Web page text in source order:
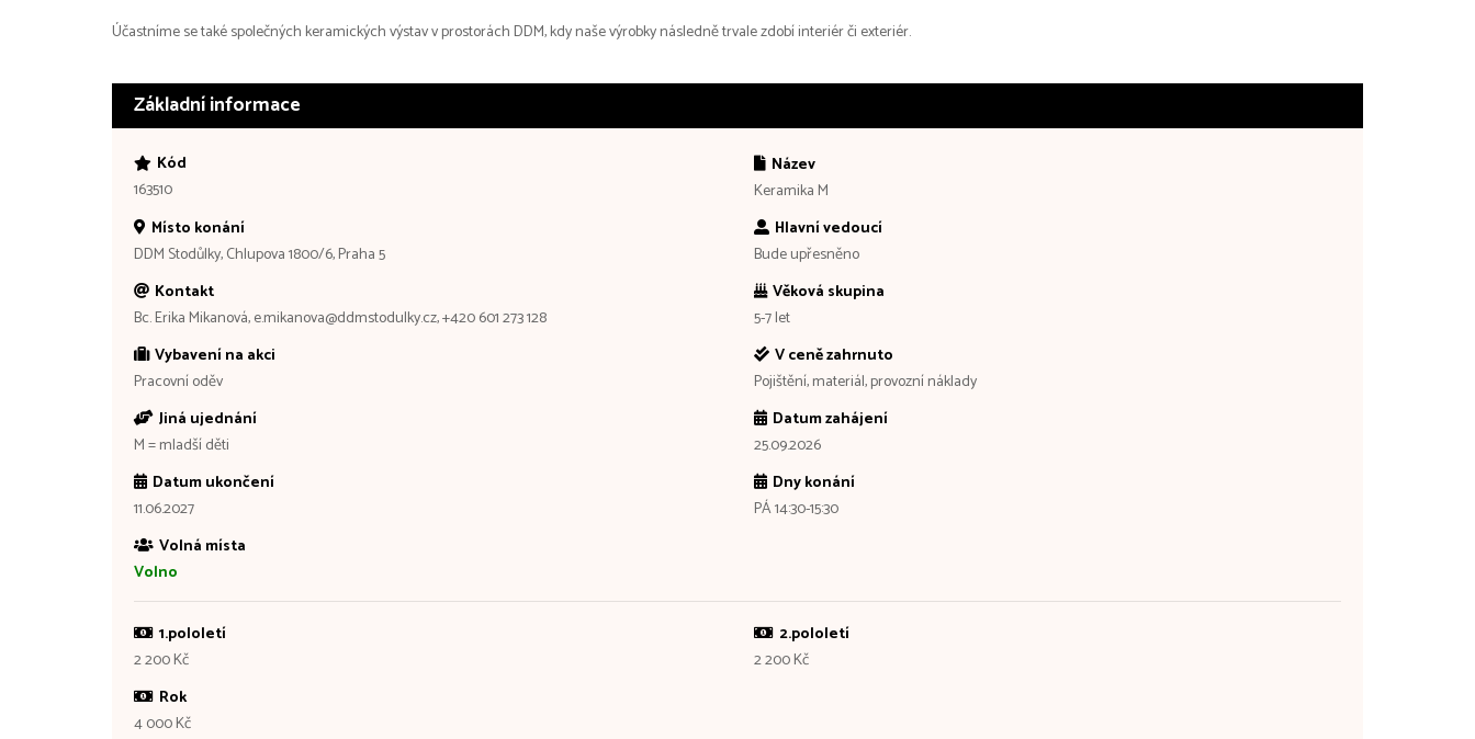
Účastníme se také společných keramických výstav v prostorách DDM, kdy naše výrobky následně trvale zdobí interiér či exteriér.
Základní informace
Kód
163510
Název
Keramika M
Místo konání
DDM Stodůlky, Chlupova 1800/6, Praha 5
Hlavní vedoucí
Bude upřesněno
Kontakt
Bc. Erika Mikanová, e.mikanova@ddmstodulky.cz, +420 601 273 128
Věková skupina
5-7 let
Vybavení na akci
Pracovní oděv
V ceně zahrnuto
Pojištění, materiál, provozní náklady
Jiná ujednání
M = mladší děti
Datum zahájení
25.09.2026
Datum ukončení
11.06.2027
Dny konání
PÁ 14:30-15:30
Volná místa
Volno
1.pololetí
2 200 Kč
2.pololetí
2 200 Kč
Rok
4 000 Kč